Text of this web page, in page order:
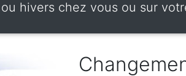
hivers chez vous ou sur